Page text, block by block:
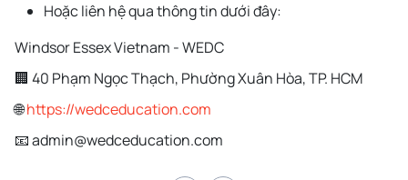
Hoặc liên hệ qua thông tin dưới đây:
Windsor Essex Vietnam - WEDC
🏢 40 Phạm Ngọc Thạch, Phường Xuân Hòa, TP. HCM
🌐https://wedceducation.com
📧 admin@wedceducation.com